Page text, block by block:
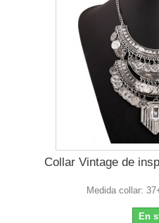
Collar Vintage de
Medida collar:
En